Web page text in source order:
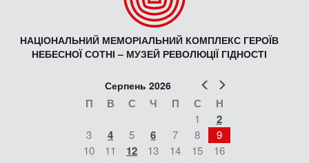
НАЦІОНАЛЬНИЙ МЕМОРІАЛЬНИЙ КОМПЛЕКС ГЕРОЇВ
НЕБЕСНОЇ СОТНІ – МУЗЕЙ РЕВОЛЮЦІЇ ГІДНОСТІ
Попер
Серпень 2026
П В С Ч П С Н
1 2
3 4 5 6 7 8
9
10
11 12 13 14 15
16